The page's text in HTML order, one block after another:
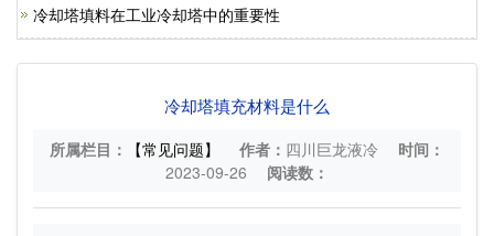
冷却塔填料在工业冷却塔中的重要性
冷却塔填充材料是什么
所属栏目： 【常见问题】 作者： 四川巨龙液冷
时间：
2023-09-26
阅读数：